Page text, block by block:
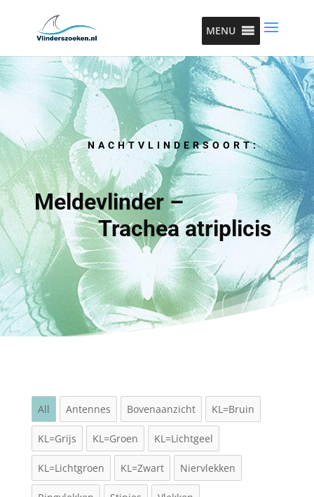
MENU
NACHTVLINDERSOORT:
Meldevlinder –
Trachea atriplicis
All Antennes Bovenaanzicht KL=Bruin
KL=Grijs KL=Groen KL=Lichtgeel
KL=Lichtgroen KL=Zwart Niervlekken